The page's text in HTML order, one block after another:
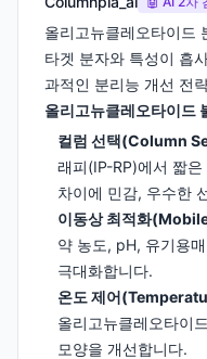
올리고뉴클레오타이드
타겟 분자와 특성이 흡
과적인 분리능 개선 전
올리고뉴클레오타이드
컬럼 선택(Column
래피(IP-RP)에서 짧
차이에 민감, 우수한
이동상 최적화
약 농도, pH, 유기용
극대화합니다.
온도 제어
올리고뉴클레오타이
모양을 개선합니다.